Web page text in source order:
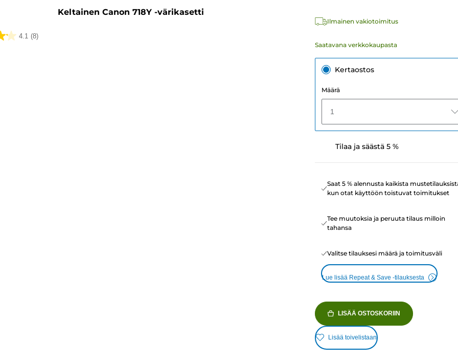
Keltainen Canon 718Y -värikasetti
4.1 (8)
Ilmainen vakiotoimitus
Saatavana verkkokaupasta
Kertaostos
Määrä
1
Tilaa ja säästä 5 %
Saat 5 % alennusta kaikista
kun otat käyttöön toistuvat toimitukset
Tee muutoksia ja peruuta tilaus milloin
tahansa
Valitse tilauksesi määrä ja toimitusväli
Lue lisää Repeat & Save -tilauksesta
LISÄÄ OSTOSKORIIN
Lisää toivelistaan